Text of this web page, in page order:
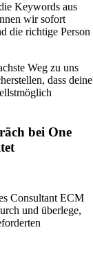
Keywords aus
wir sofort
die richtige Person
Weg zu uns
dass deine
bei One
Consultant ECM
und überlege,